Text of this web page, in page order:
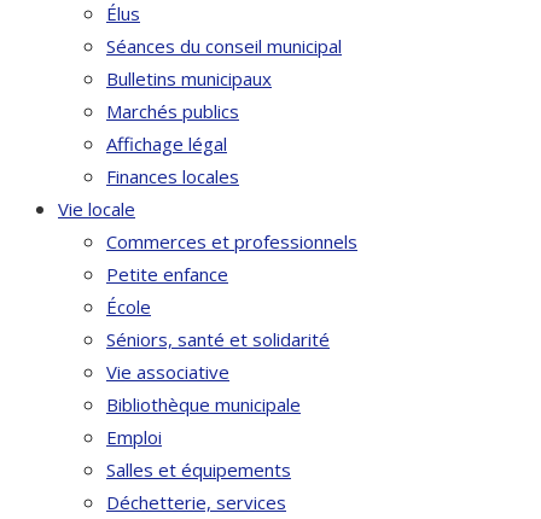
Élus
Séances du conseil municipal
Bulletins municipaux
Marchés publics
Affichage légal
Finances locales
Vie locale
Commerces et professionnels
Petite enfance
École
Séniors, santé et solidarité
Vie associative
Bibliothèque municipale
Emploi
Salles et équipements
Déchetterie, services